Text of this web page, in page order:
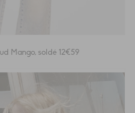
Mango, soldé 12€59